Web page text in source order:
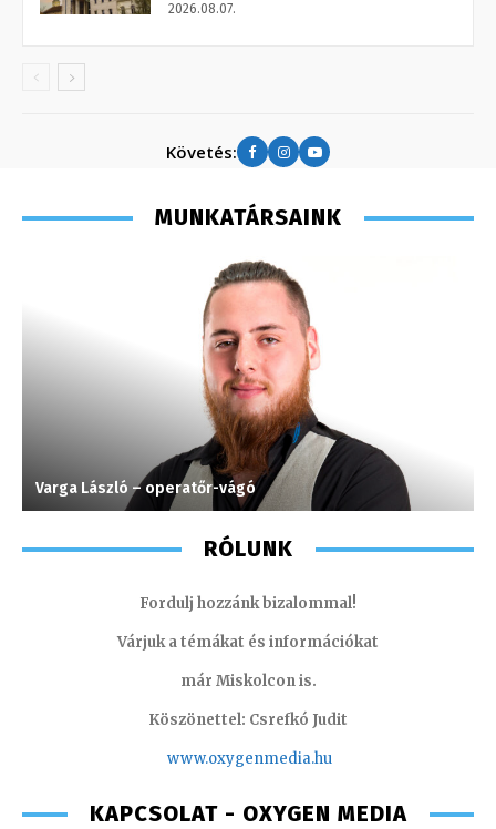
2026.08.07.
Követés:
MUNKATÁRSAINK
Varga László – operatőr-vágó
RÓLUNK
Fordulj hozzánk bizalommal!
Várjuk a témákat és információkat
már Miskolcon is.
Köszönettel: Csrefkó Judit
www.oxygenmedia.hu
KAPCSOLAT - OXYGEN MEDIA